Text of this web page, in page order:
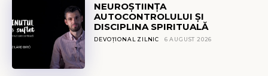
NEUROȘTIINȚA
AUTOCONTROLULUI ȘI
DISCIPLINA SPIRITUALĂ
DEVOȚIONAL ZILNIC 6 AUGUST 2026